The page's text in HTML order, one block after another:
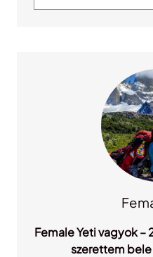
e
Female Yeti vagyok
szerettem